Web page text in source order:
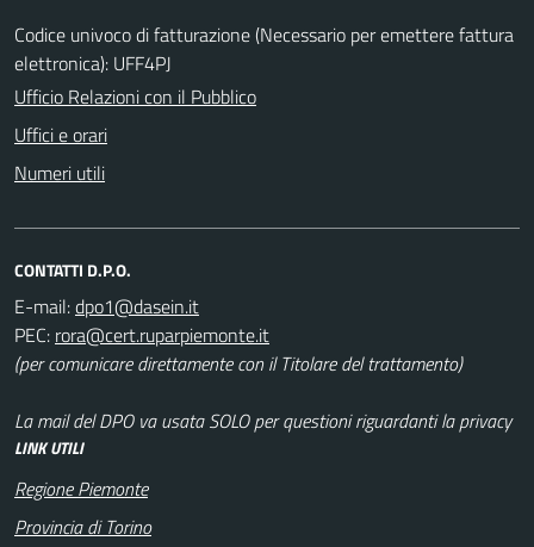
Codice univoco di fatturazione (Necessario per emettere fattura
elettronica): UFF4PJ
Ufficio Relazioni con il Pubblico
Uffici e orari
Numeri utili
CONTATTI D.P.O.
E-mail:
PEC:
(per comunicare direttamente con il Titolare del trattamento)
La mail del DPO va usata SOLO per questioni riguardanti la privacy
LINK UTILI
Regione Piemonte
Provincia di Torino